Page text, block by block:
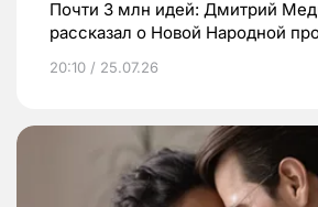
Почти 3 млн идей: Дмитрий
рассказал о Новой Народной
20:10 / 25.07.26